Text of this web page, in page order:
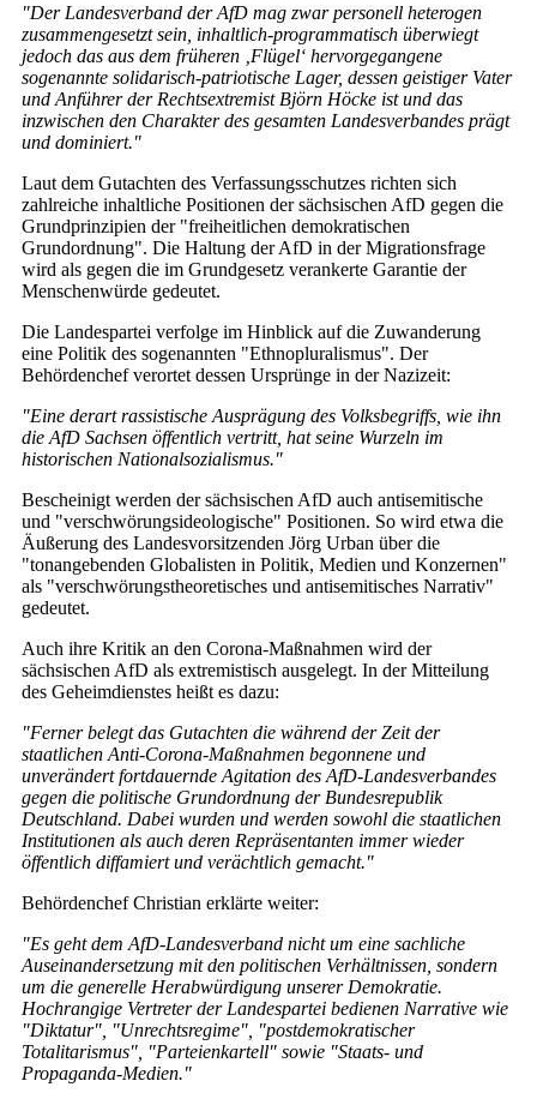
"Der Landesverband der AfD mag zwar personell heterogen
zusammengesetzt sein, inhaltlich-programmatisch überwiegt
jedoch das aus dem früheren ‚Flügel‘ hervorgegangene
sogenannte solidarisch-patriotische Lager, dessen geistiger Vater
und Anführer der Rechtsextremist Björn Höcke ist und das
inzwischen den Charakter des gesamten Landesverbandes prägt
und dominiert."
Laut dem Gutachten des Verfassungsschutzes richten sich
zahlreiche inhaltliche Positionen der sächsischen AfD gegen die
Grundprinzipien der "freiheitlichen demokratischen
Grundordnung". Die Haltung der AfD in der Migrationsfrage
wird als gegen die im Grundgesetz verankerte Garantie der
Menschenwürde gedeutet.
Die Landespartei verfolge im Hinblick auf die Zuwanderung
eine Politik des sogenannten "Ethnopluralismus". Der
Behördenchef verortet dessen Ursprünge in der Nazizeit:
"Eine derart rassistische Ausprägung des Volksbegriffs, wie ihn
die AfD Sachsen öffentlich vertritt, hat seine Wurzeln im
historischen Nationalsozialismus."
Bescheinigt werden der sächsischen AfD auch antisemitische
und "verschwörungsideologische" Positionen. So wird etwa die
Äußerung des Landesvorsitzenden Jörg Urban über die
"tonangebenden Globalisten in Politik, Medien und Konzernen"
als "verschwörungstheoretisches und antisemitisches Narrativ"
gedeutet.
Auch ihre Kritik an den Corona-Maßnahmen wird der
sächsischen AfD als extremistisch ausgelegt. In der Mitteilung
des Geheimdienstes heißt es dazu:
"Ferner belegt das Gutachten die während der Zeit der
staatlichen Anti-Corona-Maßnahmen begonnene und
unverändert fortdauernde Agitation des AfD-Landesverbandes
gegen die politische Grundordnung der Bundesrepublik
Deutschland. Dabei wurden und werden sowohl die staatlichen
Institutionen als auch deren Repräsentanten immer wieder
öffentlich diffamiert und verächtlich gemacht."
Behördenchef Christian erklärte weiter:
"Es geht dem AfD-Landesverband nicht um eine sachliche
Auseinandersetzung mit den politischen Verhältnissen, sondern
um die generelle Herabwürdigung unserer Demokratie.
Hochrangige Vertreter der Landespartei bedienen Narrative wie
"Diktatur", "Unrechtsregime", "postdemokratischer
Totalitarismus", "Parteienkartell" sowie "Staats- und
Propaganda-Medien."